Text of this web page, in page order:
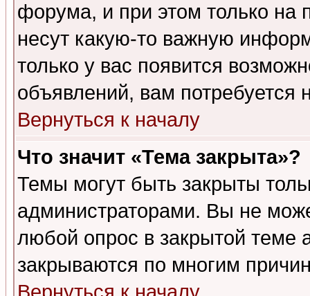
форума, и при этом только на
несут какую-то важную
только у вас появится
объявлений, вам потребуется
Вернуться к началу
Что значит «Тема закрыта»?
Темы могут быть закрыты
администраторами. Вы не
любой опрос в закрытой теме
закрываются по многим